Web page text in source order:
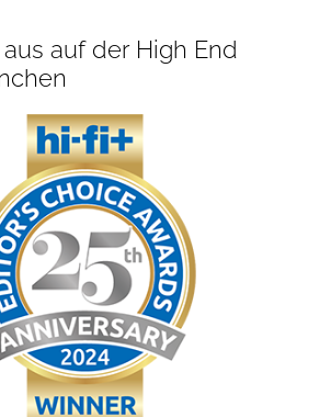
auf der High End